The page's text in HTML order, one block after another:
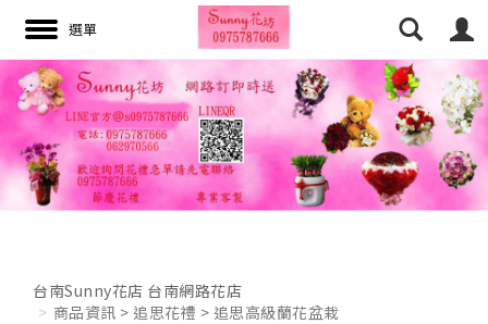
搜尋
台南Sunny花店 台南網路花店
商品資訊 > 追思花禮 > 追思高級蘭花盆栽